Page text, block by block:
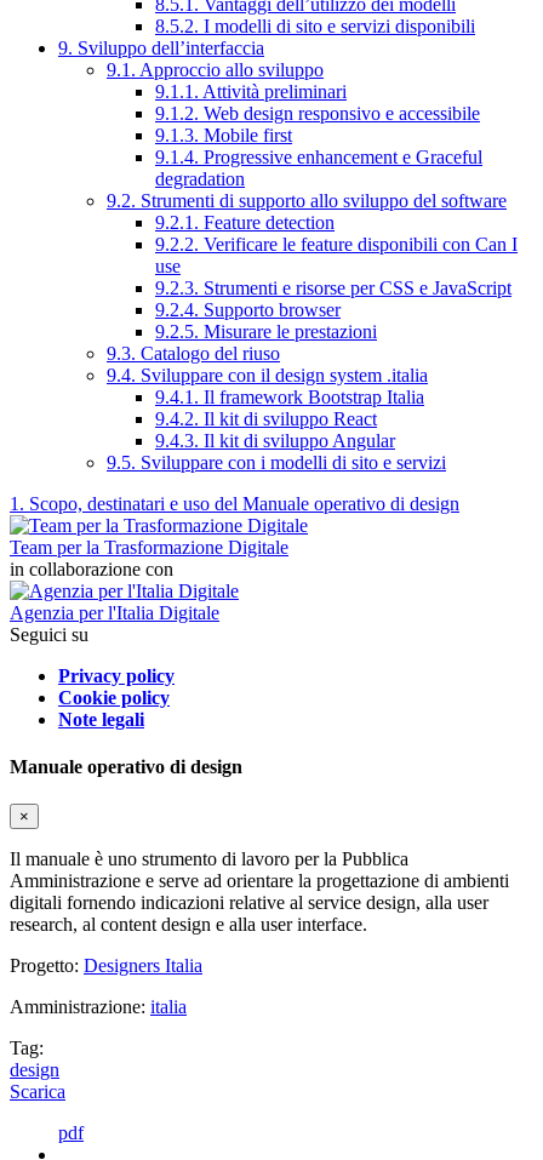
8.5.2. I modelli di sito e servizi disponibili
9. Sviluppo dell’interfaccia
9.1. Approccio allo sviluppo
9.1.1. Attività preliminari
9.1.2. Web design responsivo e accessibile
9.1.3. Mobile first
9.1.4. Progressive enhancement e Graceful
degradation
9.2. Strumenti di supporto allo sviluppo del software
9.2.1. Feature detection
9.2.2. Verificare le feature disponibili con Can I
use
9.2.3. Strumenti e risorse per CSS e JavaScript
9.2.4. Supporto browser
9.2.5. Misurare le prestazioni
9.3. Catalogo del riuso
9.4. Sviluppare con il design system .italia
9.4.1. Il framework Bootstrap Italia
9.4.2. Il kit di sviluppo React
9.4.3. Il kit di sviluppo Angular
9.5. Sviluppare con i modelli di sito e servizi
1. Scopo, destinatari e uso del Manuale operativo di design
Team per la Trasformazione Digitale
in collaborazione con
Agenzia per l'Italia Digitale
Seguici su
Privacy policy
Cookie policy
Note legali
Manuale operativo di design
×
Il manuale è uno strumento di lavoro per la Pubblica
Amministrazione e serve ad orientare la progettazione di ambienti
digitali fornendo indicazioni relative al service design, alla user
research, al content design e alla user interface.
Progetto: Designers Italia
Amministrazione: italia
Tag:
design
Scarica
pdf